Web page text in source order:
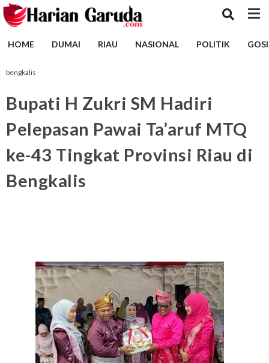
HOME DUMAI RIAU NASIONAL POLITIK
bengkalis
Bupati H Zukri SM Hadiri
Pelepasan Pawai Ta’aruf MTQ
ke-43 Tingkat Provinsi Riau di
Bengkalis